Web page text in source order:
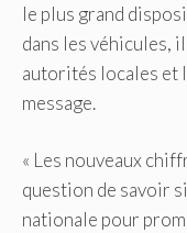
le plus grand
dans les véhicules,
autorités locales et
message.
« Les nouveaux
question de savoir
nationale pour